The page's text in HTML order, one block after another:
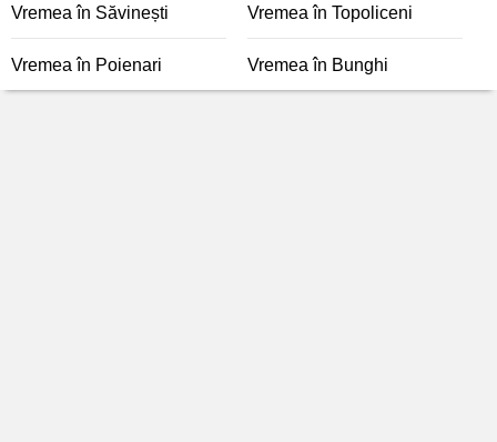
Vremea în Săvinești Vremea în Topoliceni
Vremea în Poienari Vremea în Bunghi